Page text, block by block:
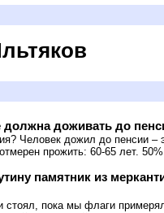
должна доживать до
Человек дожил до пенсии –
прожить: 60-65 лет.
памятник из
стоял, пока мы флаги